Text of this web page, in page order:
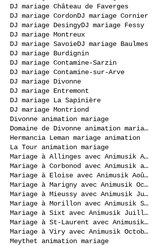
DJ mariage Château de Faverges
DJ mariage CordonDJ mariage Cornier
DJ mariage DesingyDJ mariage Fessy
DJ mariage Montreux
DJ mariage SavoieDJ mariage Baulmes
DJ mariage Burdignin
DJ mariage Contamine-Sarzin
DJ mariage Contamine-sur-Arve
DJ mariage Divonne
DJ mariage Entremont
DJ mariage La Sapinière
DJ mariage Montriond
Divonne animation mariage
Domaine de Divonne animation mariage
Hermancia Leman mariage animation
La Tour animation mariage
Mariage à Allinges avec Animusik Août 2020
Mariage à Corbonod avec Animusik avril 2023
Mariage à Eloise avec Animusik Août 2020
Mariage à Marigny avec Animusik Octobre 2020
Mariage à Mieussy avec Animusik Juillet 2020
Mariage à Morillon avec Animusik Septembre 2020
Mariage à Sixt avec Animusik Juillet 2020
Mariage à St-Laurent avec Animusik Septembre 2020
Mariage à Viry avec Animusik Octobre 2020
Meythet animation mariage